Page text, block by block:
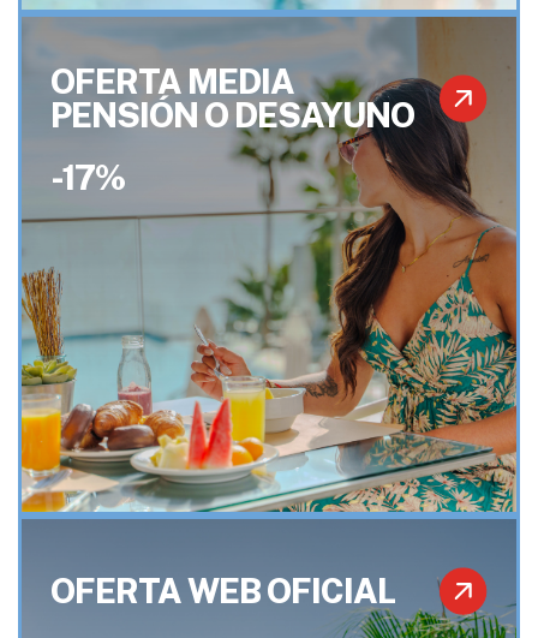
OFERTA MEDIA
PENSIÓN O DESAYUNO
-17%
OFERTA WEB OFICIAL